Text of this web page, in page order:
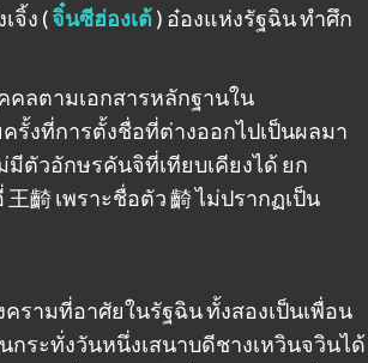
จิ้ง (จิ๋นซีฮ่องเต้) อ๋องแห่งรัฐฉิน ทำศึก
ลตามเอกสารหลักฐานใน
รั้งที่การตั้งชื่อที่ต่างออกไปเป็นผลมา
ตัวอักษรคันจิที่เทียบเคียงได้ ยก
齮 เพราะชื่อตัว 齮 ไม่ปรากฏเป็น
รามที่อาศัยในรัฐฉิน ทั้งสองเป็นเพื่อน
ระทั่งวันหนึ่งเสนาบดีชางเหวินจวินได้